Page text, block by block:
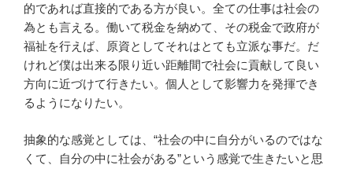
的であれば直接的である方が良い。全ての仕事は社会の
為とも言える。働いて税金を納めて、その税金で政府が
福祉を行えば、原資としてそれはとても立派な事だ。だ
けれど僕は出来る限り近い距離間で社会に貢献して良い
方向に近づけて行きたい。個人として影響力を発揮でき
るようになりたい。
抽象的な感覚としては、“社会の中に自分がいるのではな
くて、自分の中に社会がある”という感覚で生きたいと思